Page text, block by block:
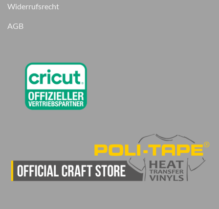
Widerrufsrecht
AGB